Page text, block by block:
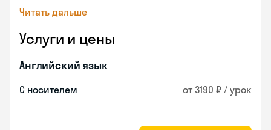
Читать дальше
Услуги и цены
Английский язык
С носителем от 3190 ₽ / урок